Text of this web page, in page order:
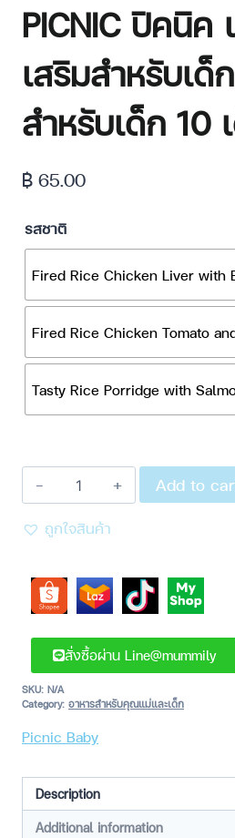
PICNIC ปิคนิค
เสริมสำหรับเด็
สำหรับเด็ก 10
฿ 65.00
รสชาติ
Fired Rice Chicken Liver with
Fired Rice Chicken Tomato
Tasty Rice Porridge with
Add to
ถูกใจสินค้า
สั่งซื้อผ่าน Line@mummily
SKU: N/A
Category: อาหารสำหรับคุณแม่และเด็ก
Picnic Baby
Description
Additional information